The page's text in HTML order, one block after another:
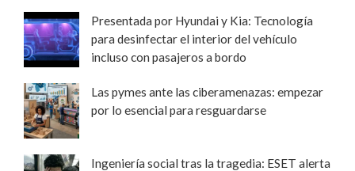
Presentada por Hyundai y Kia: Tecnología
para desinfectar el interior del vehículo
incluso con pasajeros a bordo
Las pymes ante las ciberamenazas: empezar
por lo esencial para resguardarse
Ingeniería social tras la tragedia: ESET alerta